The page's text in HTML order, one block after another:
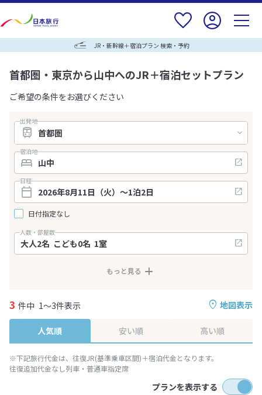
JR・新幹線＋宿泊プラン 検索・予約
首都圏・東京から山中へのJR＋宿泊セットプラン
ご希望の条件をお選びください
出発地
宿泊地
日程
日付指定なし
人数・部屋数
もっと見る
地図表示
3 件中 1～3件表示
人気順 安い順 高い順
※下記旅行代金は、往復JR(基準乗車区間)＋宿泊代金となります。
往復追加代金なし列車・普通車指定席
プランを表示する